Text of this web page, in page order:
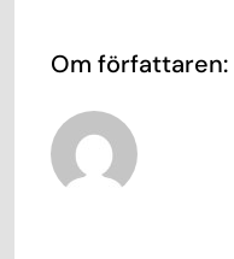
Om författaren: